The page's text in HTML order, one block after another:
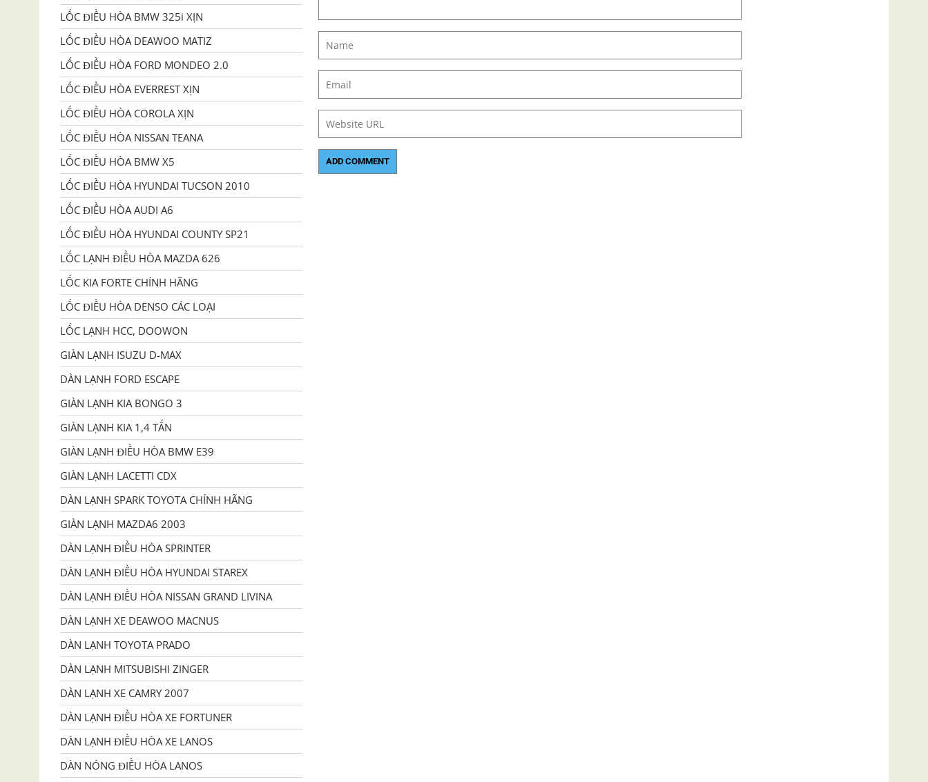
LỐC ĐIỀU HÒA BMW 325i XỊN
LỐC ĐIỀU HÒA DEAWOO MATIZ
LỐC ĐIỀU HÒA FORD MONDEO 2.0
LỐC ĐIỀU HÒA EVERREST XỊN
LỐC ĐIỀU HÒA COROLA XỊN
LỐC ĐIỀU HÒA NISSAN TEANA
LỐC ĐIỀU HÒA BMW X5
LỐC ĐIỀU HÒA HYUNDAI TUCSON 2010
LỐC ĐIỀU HÒA AUDI A6
LỐC ĐIỀU HÒA HYUNDAI COUNTY SP21
LỐC LẠNH ĐIỀU HÒA MAZDA 626
LỐC KIA FORTE CHÍNH HÃNG
LỐC ĐIỀU HÒA DENSO CÁC LOẠI
LỐC LẠNH HCC, DOOWON
GIÀN LẠNH ISUZU D-MAX
DÀN LẠNH FORD ESCAPE
GIÀN LẠNH KIA BONGO 3
GIÀN LẠNH KIA 1,4 TẤN
GIÀN LẠNH ĐIỀU HÒA BMW E39
GIÀN LẠNH LACETTI CDX
DÀN LẠNH SPARK TOYOTA CHÍNH HÃNG
GIÀN LẠNH MAZDA6 2003
DÀN LẠNH ĐIỀU HÒA SPRINTER
DÀN LẠNH ĐIỀU HÒA HYUNDAI STAREX
DÀN LẠNH ĐIỀU HÒA NISSAN GRAND LIVINA
DÀN LẠNH XE DEAWOO MACNUS
DÀN LẠNH TOYOTA PRADO
DÀN LẠNH MITSUBISHI ZINGER
DÀN LẠNH XE CAMRY 2007
DÀN LẠNH ĐIỀU HÒA XE FORTUNER
DÀN LẠNH ĐIỀU HÒA XE LANOS
DÀN NÓNG ĐIỀU HÒA LANOS